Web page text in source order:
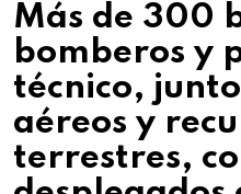
Más de 300
bomberos y
técnico,
aéreos y
terrestres,